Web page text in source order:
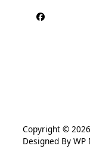
Copyright ©
Designed By WP